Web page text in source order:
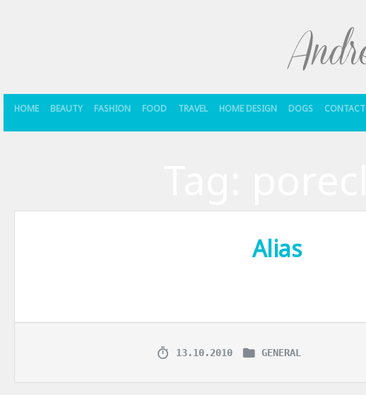
HOME BEAUTY FASHION FOOD TRAVEL HOME DESIGN DOGS CONTACT
Alias
13.10.2010 GENERAL